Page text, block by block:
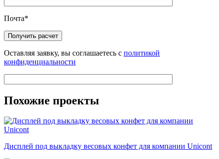
Почта*
Оставляя заявку, вы соглашаетесь с политикой
конфиденциальности
Похожие проекты
Дисплей под выкладку весовых конфет для компании Unicont